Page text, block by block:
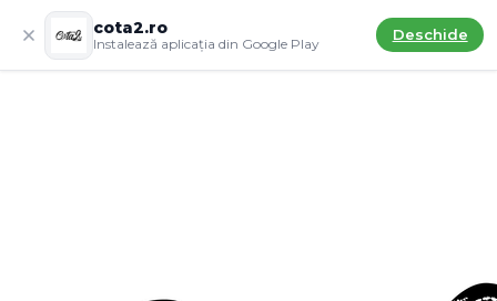
cota2.ro
Instalează aplicația din Google Play Deschide